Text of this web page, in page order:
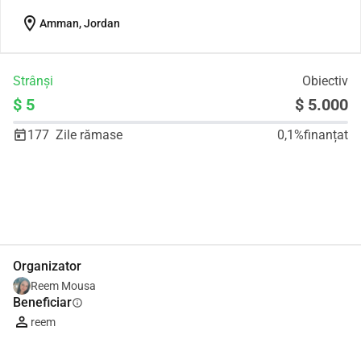
location_on Amman, Jordan
Strânși Obiectiv
$ 5 $ 5.000
177 Zile rămase 0,1%finanțat
Organizator
‪Reem Mousa‬‏
Beneficiarinfo
reem